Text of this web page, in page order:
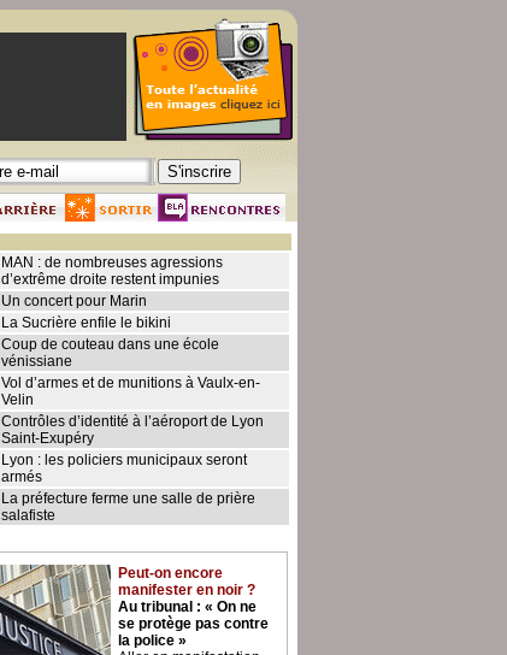
MAN : de nombreuses agressions
d’extrême droite restent impunies
Un concert pour Marin
La Sucrière enfile le bikini
Coup de couteau dans une école
vénissiane
Vol d’armes et de munitions à Vaulx-en-
Velin
Contrôles d’identité à l’aéroport de Lyon
Saint-Exupéry
Lyon : les policiers municipaux seront
armés
La préfecture ferme une salle de prière
salafiste
Peut-on encore
manifester en noir ?
Au tribunal : « On ne
se protège pas contre
la police »